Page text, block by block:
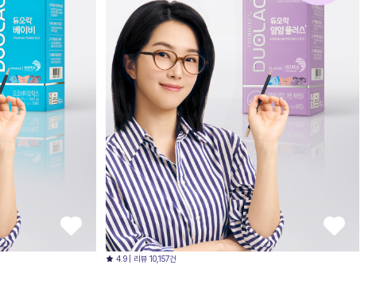
4.9 | 리뷰 10,157건